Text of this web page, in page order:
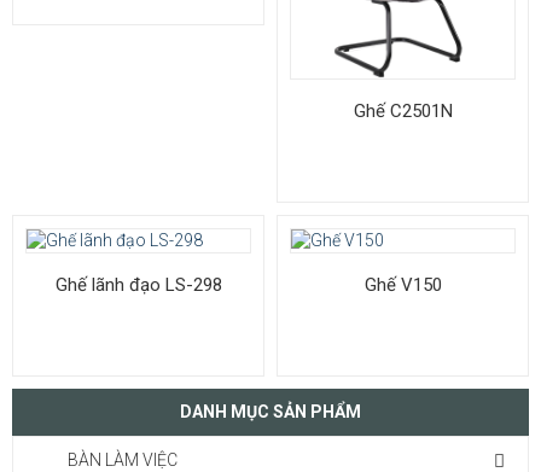
Ghế C2501N
Ghế lãnh đạo LS-298 Ghế V150
DANH MỤC SẢN PHẨM
BÀN LÀM VIỆC